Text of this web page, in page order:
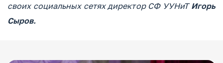
своих социальных сетях директор СФ УУНиТИгорь
Сыров.